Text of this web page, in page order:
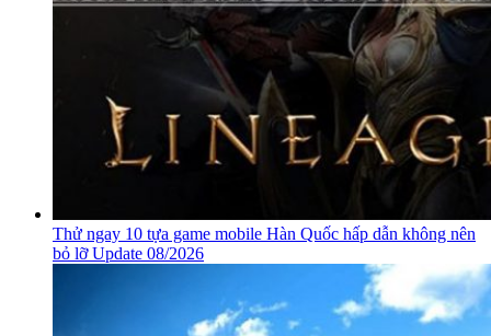
Thử ngay 10 tựa game mobile Hàn Quốc hấp dẫn không nên
bỏ lỡ Update 08/2026